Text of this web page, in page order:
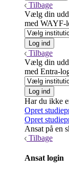
Tilbage
Vælg din
med WAYF-
Tilbage
Vælg din
med Entra-
Har du ikke
Opret
Opret
Ansat på en
Tilbage
Ansat login